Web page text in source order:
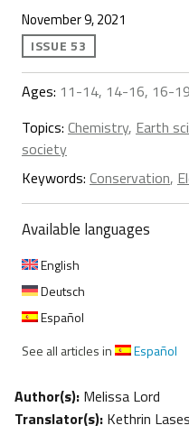
November 9, 2021
ISSUE 53
Ages: 11-14, 14-16, 16-19
Topics: Chemistry, Earth
society
Keywords: Conservation,
Available languages
English
Deutsch
Español
See all articles in
Español
Author(s): Melissa Lord
Translator(s): Kethrin